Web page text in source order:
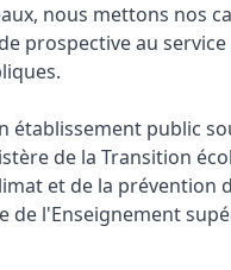
nous mettons nos
prospective au service
établissement public
de la Transition
et de la prévention
de l'Enseignement